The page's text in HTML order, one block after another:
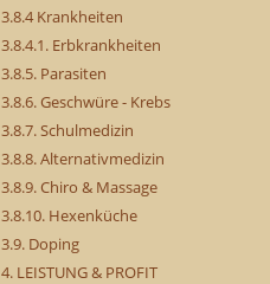
3.8.4 Krankheiten
3.8.4.1. Erbkrankheiten
3.8.5. Parasiten
3.8.6. Geschwüre - Krebs
3.8.7. Schulmedizin
3.8.8. Alternativmedizin
3.8.9. Chiro & Massage
3.8.10. Hexenküche
3.9. Doping
4. LEISTUNG & PROFIT